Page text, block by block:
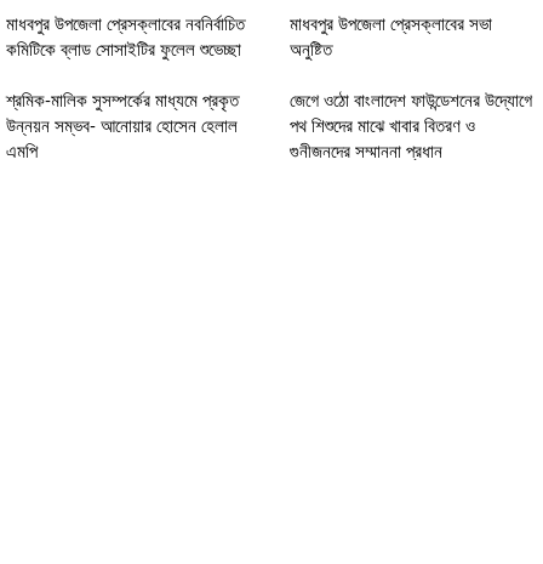
মাধবপুর উপজেলা প্রেসক্লাবের নবনির্বাচিত
কমিটিকে ব্লাড সোসাইটির ফুলেল শুভেচ্ছা
মাধবপুর উপজেলা প্রেসক্লাবের সভা
অনুষ্টিত
শ্রমিক-মালিক সুসম্পর্কের মাধ্যমে প্রকৃত
উন্নয়ন সম্ভব- আনোয়ার হোসেন হেলাল
এমপি
জেগে ওঠো বাংলাদেশ ফাউন্ডেশনের উদ্যোগে
পথ শিশুদের মাঝে খাবার বিতরণ ও
গুনীজনদের সম্মাননা প্রধান